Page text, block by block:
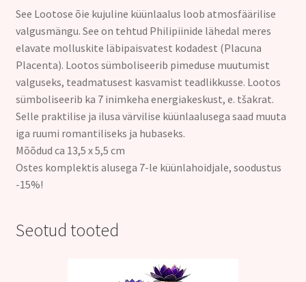
See Lootose õie kujuline küünlaalus loob atmosfäärilise
valgusmängu. See on tehtud Philipiinide lähedal meres
elavate molluskite läbipaisvatest kodadest (Placuna
Placenta). Lootos sümboliseerib pimeduse muutumist
valguseks, teadmatusest kasvamist teadlikkusse. Lootos
sümboliseerib ka 7 inimkeha energiakeskust, e. tšakrat.
Selle praktilise ja ilusa värvilise küünlaalusega saad muuta
iga ruumi romantiliseks ja hubaseks.
Mõõdud ca 13,5 x 5,5 cm
Ostes komplektis alusega 7-le küünlahoidjale, soodustus
-15%!
Seotud tooted